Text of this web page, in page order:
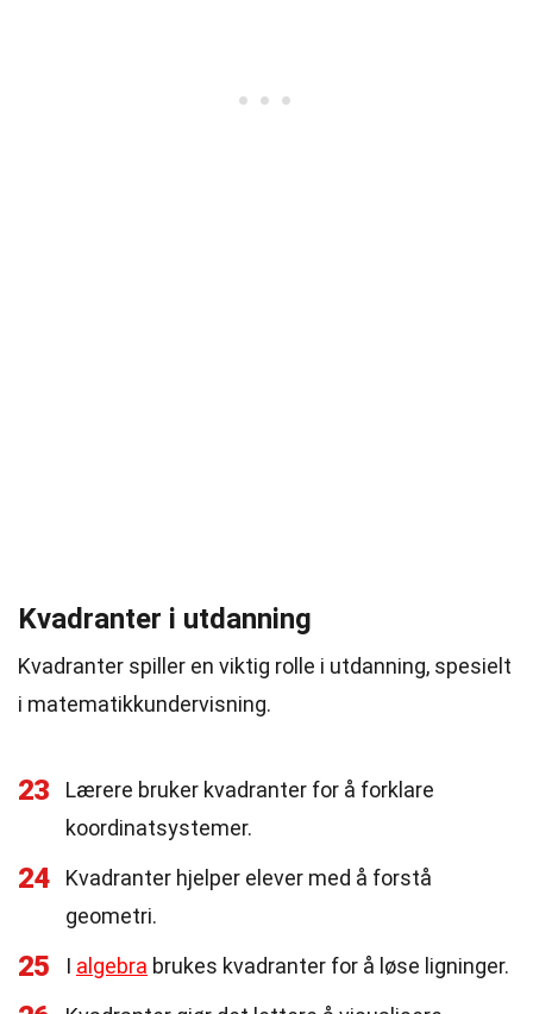
Kvadranter i utdanning
Kvadranter spiller en viktig rolle i utdanning, spesielt
i matematikkundervisning.
23
Lærere bruker kvadranter for å forklare
koordinatsystemer.
24
Kvadranter hjelper elever med å forstå
geometri.
25 I algebra brukes kvadranter for å løse ligninger.